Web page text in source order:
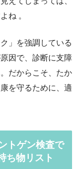
ね 。
」を強調している
因で、診断に支障
だからこそ、たか
を守るために、適
トゲン検査で
ち物リスト